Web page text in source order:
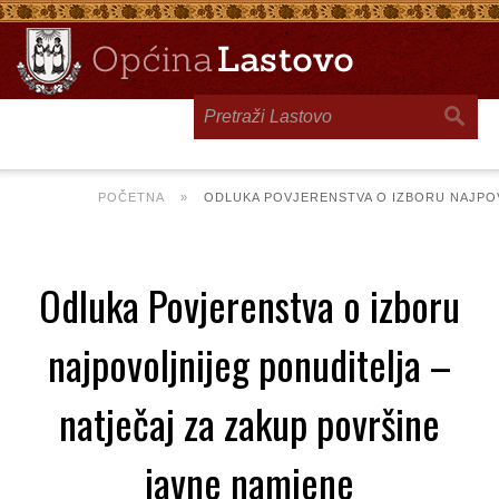
POČETNA » ODLUKA POVJERENSTVA O IZBORU
Odluka Povjerenstva o izboru
najpovoljnijeg ponuditelja –
natječaj za zakup površine
javne namjene